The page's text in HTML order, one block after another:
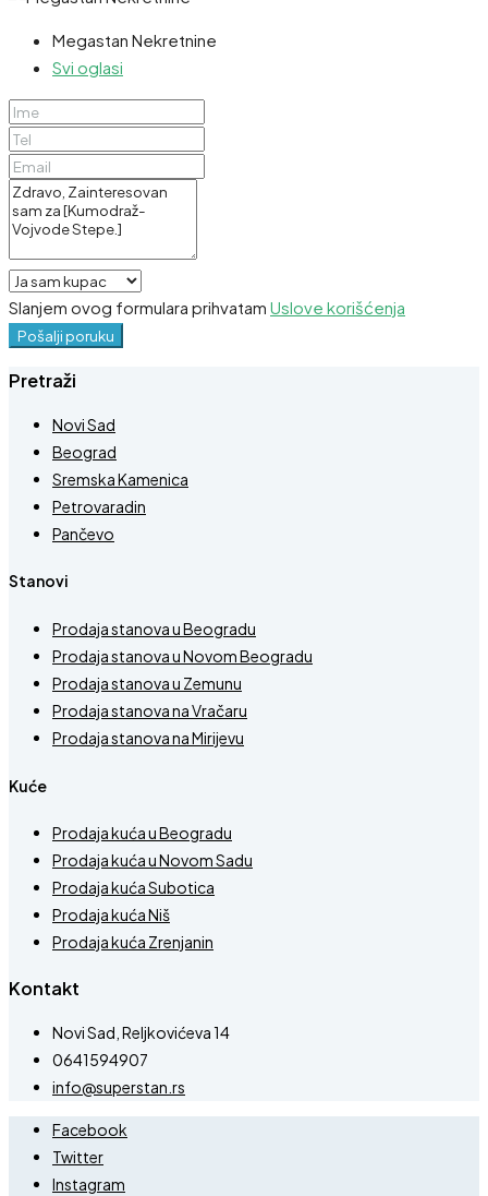
Megastan Nekretnine
Svi oglasi
Slanjem ovog formulara prihvatam Uslove korišćenja
Pošalji poruku
Pretraži
Novi Sad
Beograd
Sremska Kamenica
Petrovaradin
Pančevo
Stanovi
Prodaja stanova u Beogradu
Prodaja stanova u Novom Beogradu
Prodaja stanova u Zemunu
Prodaja stanova na Vračaru
Prodaja stanova na Mirijevu
Kuće
Prodaja kuća u Beogradu
Prodaja kuća u Novom Sadu
Prodaja kuća Subotica
Prodaja kuća Niš
Prodaja kuća Zrenjanin
Kontakt
Novi Sad, Reljkovićeva 14
0641594907
info@superstan.rs
Facebook
Twitter
Instagram